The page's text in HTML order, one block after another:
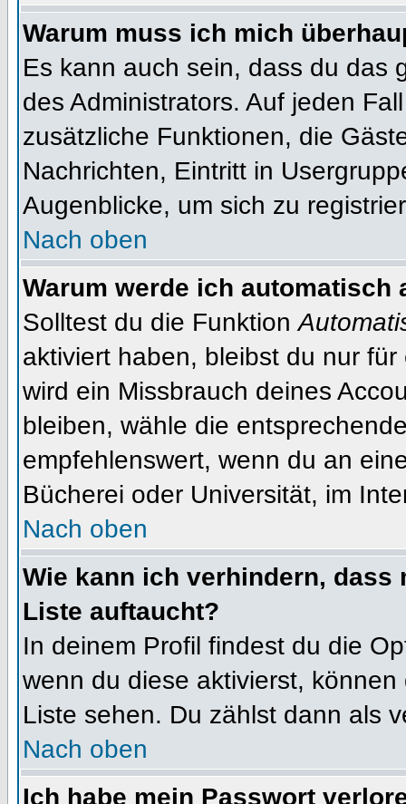
Warum muss ich mich
Es kann auch sein, dass du das
des Administrators. Auf jeden
zusätzliche Funktionen, die
Nachrichten, Eintritt in
Augenblicke, um sich zu
Nach oben
Warum werde ich automatisch
Solltest du die Funktion
aktiviert haben, bleibst du nur
wird ein Missbrauch deines
bleiben, wähle die
empfehlenswert, wenn du an
Bücherei oder Universität, im
Nach oben
Wie kann ich verhindern, dass
Liste auftaucht?
In deinem Profil findest du die
wenn du diese aktivierst,
Liste sehen. Du zählst dann als
Nach oben
Ich habe mein Passwort